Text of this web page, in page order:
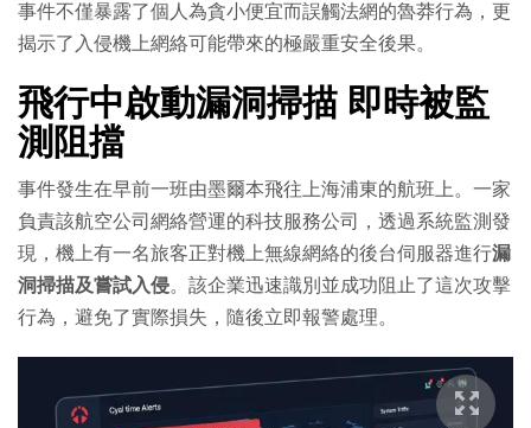
事件不僅暴露了個人為貪小便宜而誤觸法網的魯莽行為，更
揭示了入侵機上網絡可能帶來的極嚴重安全後果。
飛行中啟動漏洞掃描 即時被監
測阻擋
事件發生在早前一班由墨爾本飛往上海浦東的航班上。一家
負責該航空公司網絡營運的科技服務公司，透過系統監測發
現，機上有一名旅客正對機上無線網絡的後台伺服器進行漏
洞掃描及嘗試入侵。該企業迅速識別並成功阻止了這次攻擊
行為，避免了實際損失，隨後立即報警處理。